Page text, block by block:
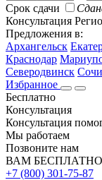
Срок сдачи
Консультация
Предложения в:
Архангельск
Краснодар
Северодвинск Сочи
Избранное
Бесплатно
Консультация
Консультация
Мы работаем
Позвоните нам
ВАМ БЕСПЛАТНО
+7 (800) 301-75-87